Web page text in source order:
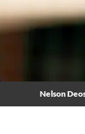
Nelson